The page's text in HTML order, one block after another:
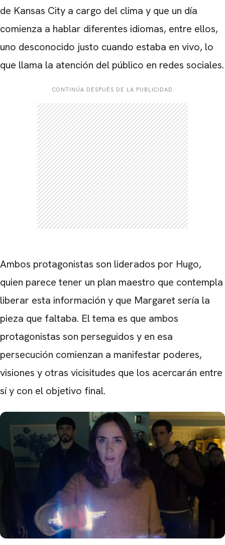
de Kansas City a cargo del clima y que un día
comienza a hablar diferentes idiomas, entre ellos,
uno desconocido justo cuando estaba en vivo, lo
que llama la atención del público en redes sociales.
CONTINÚA DESPUÉS DE LA PUBLICIDAD
Ambos protagonistas son liderados por Hugo,
quien parece tener un plan maestro que contempla
liberar esta información y que Margaret sería la
pieza que faltaba. El tema es que ambos
protagonistas son perseguidos y en esa
persecución comienzan a manifestar poderes,
visiones y otras vicisitudes que los acercarán entre
sí y con el objetivo final.